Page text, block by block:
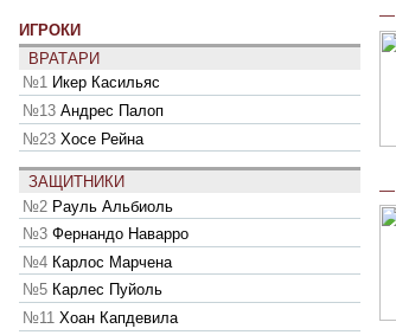
ИГРОКИ
ВРАТАРИ
№1 Икер Касильяс
№13 Андрес Палоп
№23 Хосе Рейна
ЗАЩИТНИКИ
№2 Рауль Альбиоль
№3 Фернандо Наварро
№4 Карлос Марчена
№5 Карлес Пуйоль
№11 Хоан Капдевила
—
—